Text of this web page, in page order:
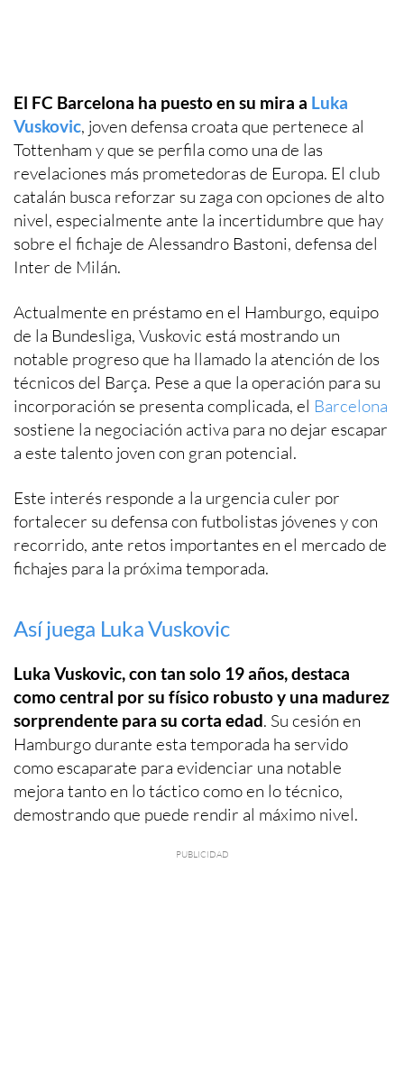
El FC Barcelona ha puesto en su mira a Luka
Vuskovic, joven defensa croata que pertenece al
Tottenham y que se perfila como una de las
revelaciones más prometedoras de Europa. El club
catalán busca reforzar su zaga con opciones de alto
nivel, especialmente ante la incertidumbre que hay
sobre el fichaje de Alessandro Bastoni, defensa del
Inter de Milán.
Actualmente en préstamo en el Hamburgo, equipo
de la Bundesliga, Vuskovic está mostrando un
notable progreso que ha llamado la atención de los
técnicos del Barça. Pese a que la operación para su
incorporación se presenta complicada, el Barcelona
sostiene la negociación activa para no dejar escapar
a este talento joven con gran potencial.
Este interés responde a la urgencia culer por
fortalecer su defensa con futbolistas jóvenes y con
recorrido, ante retos importantes en el mercado de
fichajes para la próxima temporada.
Así juega Luka Vuskovic
Luka Vuskovic, con tan solo 19 años, destaca
como central por su físico robusto y una madurez
sorprendente para su corta edad. Su cesión en
Hamburgo durante esta temporada ha servido
como escaparate para evidenciar una notable
mejora tanto en lo táctico como en lo técnico,
demostrando que puede rendir al máximo nivel.